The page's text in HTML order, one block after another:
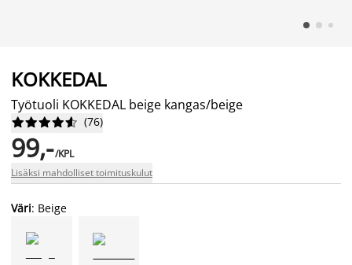
KOKKEDAL
Työtuoli KOKKEDAL beige kangas/beige





 (76)
99,-/KPL
Lisäksi mahdolliset toimituskulut
Väri: Beige